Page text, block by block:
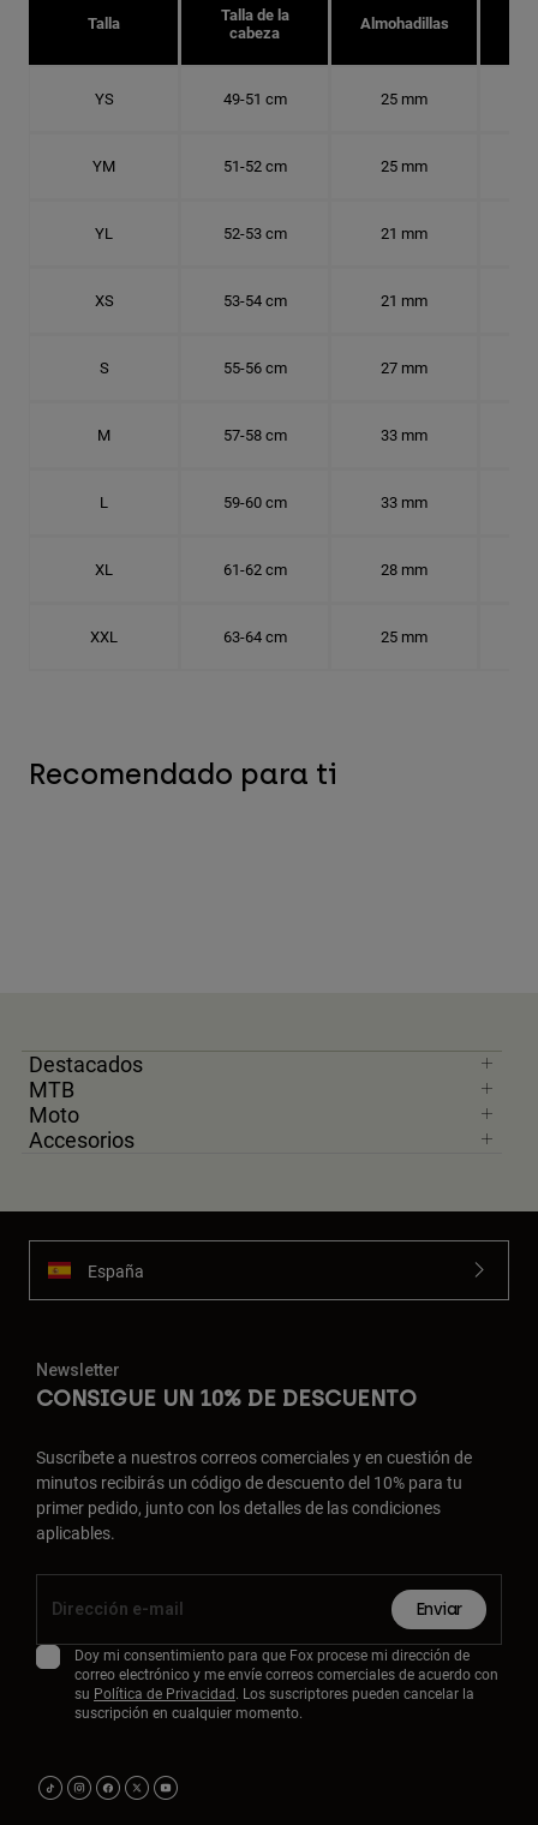
Talla
Talla de la
cabeza
Almohadillas
YS 49-51 cm 25 mm
YM 51-52 cm 25 mm
YL 52-53 cm 21 mm
XS 53-54 cm 21 mm
S 55-56 cm 27 mm
M 57-58 cm 33 mm
L 59-60 cm 33 mm
XL 61-62 cm 28 mm
XXL 63-64 cm 25 mm
Recomendado para ti
Destacados
MTB
Moto
Accesorios
España
Newsletter
CONSIGUE UN 10% DE DESCUENTO
Suscríbete a nuestros correos comerciales y en cuestión de
minutos recibirás un código de descuento del 10% para tu
primer pedido, junto con los detalles de las condiciones
aplicables.
Enviar
Doy mi consentimiento para que Fox procese mi dirección de
correo electrónico y me envíe correos comerciales de acuerdo con
su Política de Privacidad. Los suscriptores pueden cancelar la
suscripción en cualquier momento.